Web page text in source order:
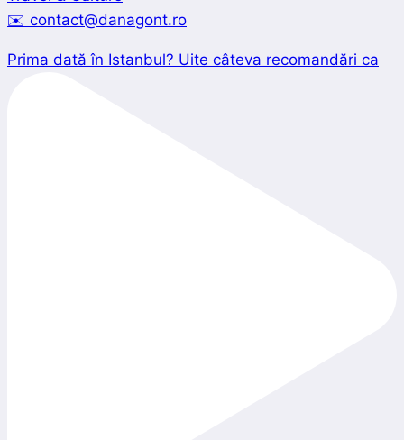
✉️ contact@danagont.ro
Prima dată în Istanbul? Uite câteva recomandări ca